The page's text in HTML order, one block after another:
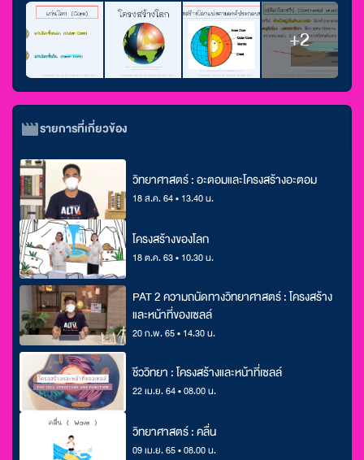
+2
รายการที่เกี่ยวข้อง
วิทยาศาสตร์ : อะตอมและโครงสร้างอะตอม
18 ส.ค. 64 • 13.40 น.
โครงสร้างของโลก
18 ต.ค. 63 • 10.30 น.
PAT 2 ความถนัดทางวิทยาศาสตร์ : โครงสร้าง
และหน้าที่ของเซลล์
20 ก.พ. 65 • 14.30 น.
ชีววิทยา : โครงสร้างและหน้าที่เซลล์
22 เม.ย. 64 • 08.00 น.
วิทยาศาสตร์ : คลื่น
09 เม.ย. 65 • 08.00 น.